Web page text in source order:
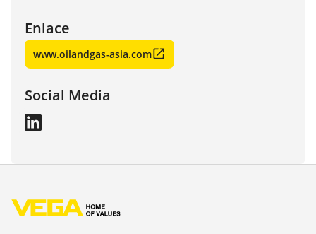
Enlace
www.oilandgas-asia.com
Social Media